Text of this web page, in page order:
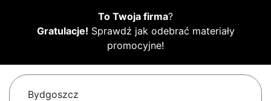
To Twoja firma?
Gratulacje! Sprawdź jak odebrać materiały
promocyjne!
Bydgoszcz